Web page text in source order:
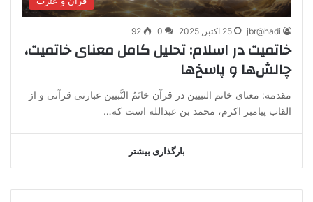
jbr@hadi 25 اکتبر, 2025 0
92
خاتمیت در اسلام: تحلیل کامل معنای خاتمیت،
چالش‌ها و پاسخ‌ها
مقدمه: معنای خاتم النبیین در قرآن خاتَم‌ُ النَّبیین عبارتی قرآنی و از
القاب پیامبر اکرم، محمد بن عبدالله است که…
بارگذاری بیشتر